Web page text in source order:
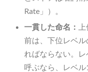
Rate」）。
一貫した命名：
前は、下位レベ
ればならない。
呼ぶなら、レベ